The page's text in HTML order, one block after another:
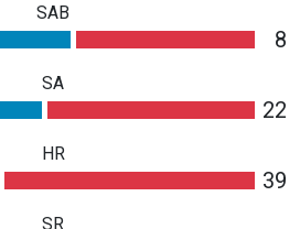
SAB
8
SA
22
HR
39
SR